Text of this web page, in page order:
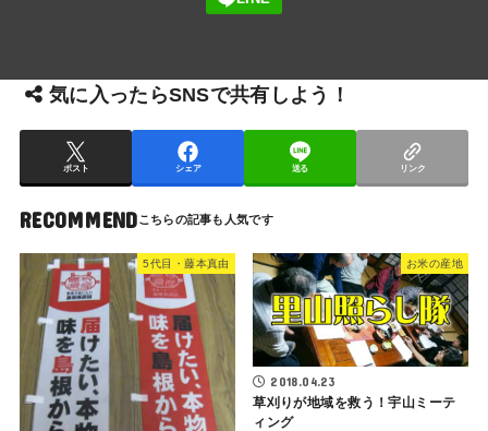
気に入ったらSNSで共有しよう！
ポスト シェア 送る リンク
RECOMMEND
5代目・藤本真由 お米の産地
2018.04.23
草刈りが地域を救う！宇山ミーテ
ィング